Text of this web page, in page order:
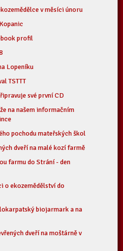
v měsíci únoru
profil
Lopeníku
TSTTT
své první CD
na našem informačním
pochodu mateřských škol
dveří na malé kozí farmě
farmu do Strání - den
o ekozemědělství do
biojarmark a na
dveří na moštárně v